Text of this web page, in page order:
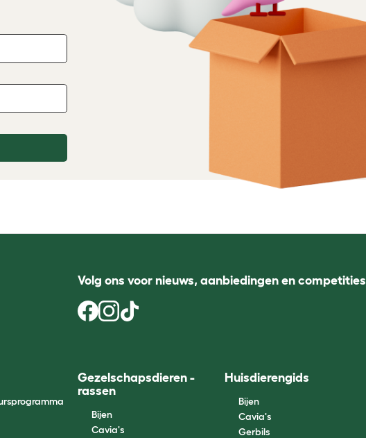
Volg ons voor nieuws, aanbiedingen en competities
Gezelschapsdieren -
rassen
Bijen
Cavia's
Huisdierengids
Bijen
Cavia's
Gerbils